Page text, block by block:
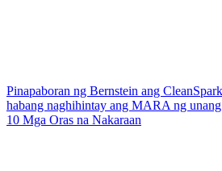
Pinapaboran ng Bernstein ang
habang naghihintay ang MARA ng
10 Mga Oras na Nakaraan